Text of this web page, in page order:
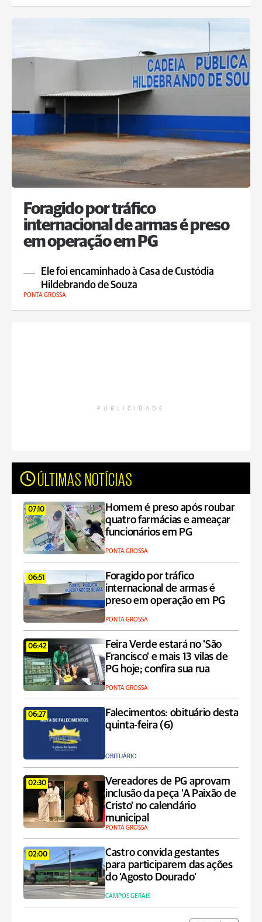
Foragido por tráfico
internacional de armas é preso
em operação em PG
Ele foi encaminhado à Casa de Custódia
Hildebrando de Souza
PONTA GROSSA
PUBLICIDADE
ÚLTIMAS NOTÍCIAS
07:10
Homem é preso após roubar
quatro farmácias e ameaçar
funcionários em PG
PONTA GROSSA
06:51
Foragido por tráfico
internacional de armas é
preso em operação em PG
PONTA GROSSA
06:42
Feira Verde estará no 'São
Francisco' e mais 13 vilas de
PG hoje; confira sua rua
PONTA GROSSA
06:27
Falecimentos: obituário desta
quinta-feira (6)
OBITUÁRIO
02:30
Vereadores de PG aprovam
inclusão da peça 'A Paixão de
Cristo' no calendário
municipal
PONTA GROSSA
02:00
Castro convida gestantes
para participarem das ações
do ‘Agosto Dourado’
CAMPOS GERAIS